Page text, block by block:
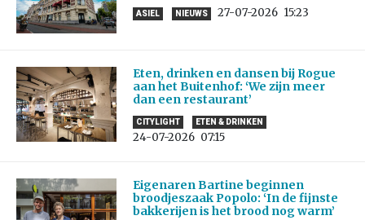
ASIEL NIEUWS 27-07-2026 15:23
Eten, drinken en dansen bij Rogue
aan het Buitenhof: ‘We zijn meer
dan een restaurant’
CITYLIGHT ETEN & DRINKEN
24-07-2026 07:15
Eigenaren Bartine beginnen
broodjeszaak Popolo: ‘In de fijnste
bakkerijen is het brood nog warm’